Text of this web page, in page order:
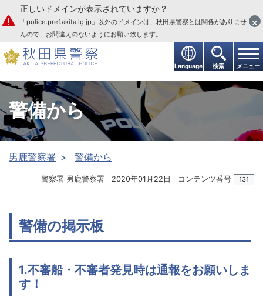
本文へ
Language 検索 メニュー
正しいドメインが表示されていますか？
「police.pref.akita.lg.jp」以外のドメインは、秋田県警察とは関係がありませ
んので、お間違えのないようにお願い致します。
×
警備から
男鹿警察署 警備から
警察署 男鹿警察署 2020年01月22日 コンテンツ番号 131
警備の掲示板
1.不審船・不審者発見時は通報をお願いしま
す！